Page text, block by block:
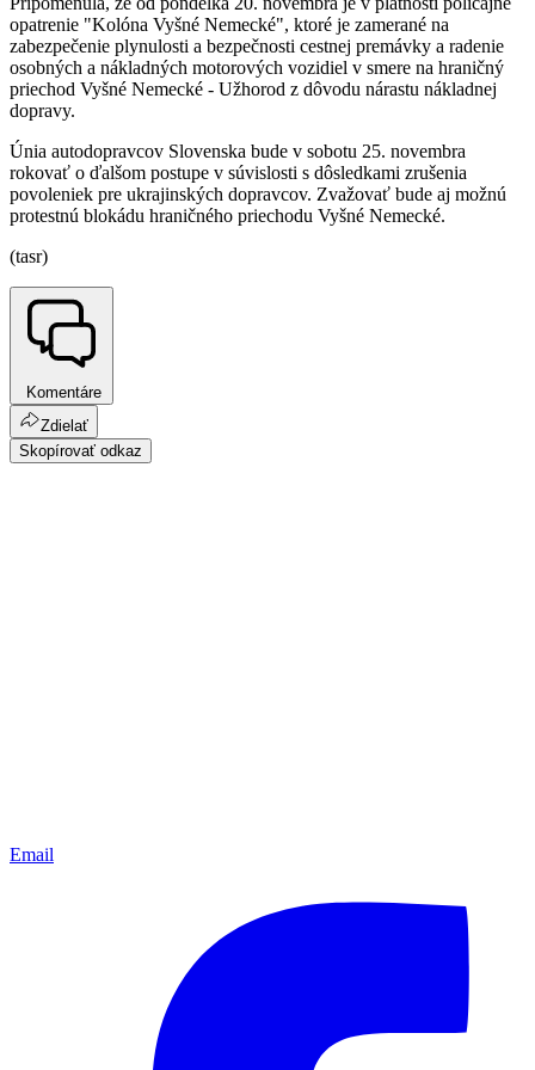
opatrenie "Kolóna Vyšné Nemecké", ktoré je zamerané na
zabezpečenie plynulosti a bezpečnosti cestnej premávky a radenie
osobných a nákladných motorových vozidiel v smere na hraničný
priechod Vyšné Nemecké - Užhorod z dôvodu nárastu nákladnej
dopravy.
Únia autodopravcov Slovenska bude v sobotu 25. novembra
rokovať o ďalšom postupe v súvislosti s dôsledkami zrušenia
povoleniek pre ukrajinských dopravcov. Zvažovať bude aj možnú
protestnú blokádu hraničného priechodu Vyšné Nemecké.
(tasr)
Komentáre
Zdielať
Skopírovať odkaz
Email